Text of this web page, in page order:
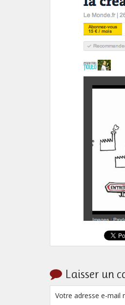
Laisser un
Votre adresse e-mail